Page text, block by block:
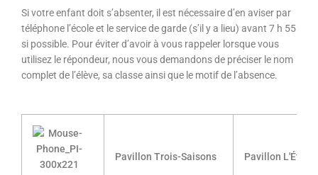
Si votre enfant doit s’absenter, il est nécessaire d’en aviser par
téléphone l’école et le service de garde (s’il y a lieu) avant 7 h 55
si possible. Pour éviter d’avoir à vous rappeler lorsque vous
utilisez le répondeur, nous vous demandons de préciser le nom
complet de l’élève, sa classe ainsi que le motif de l’absence.
Pavillon Trois-Saisons Pavillon